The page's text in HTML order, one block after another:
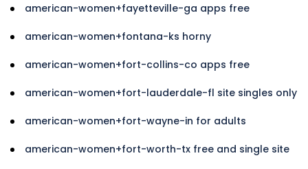
american-women+fayetteville-ga apps free
american-women+fontana-ks horny
american-women+fort-collins-co apps free
american-women+fort-lauderdale-fl site singles only
american-women+fort-wayne-in for adults
american-women+fort-worth-tx free and single site